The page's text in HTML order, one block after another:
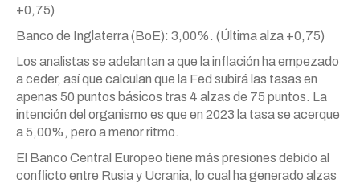
+0,75)
Banco de Inglaterra (BoE): 3,00%. (Última alza +0,75)
Los analistas se adelantan a que la inflación ha empezado
a ceder, así que calculan que la Fed subirá las tasas en
apenas 50 puntos básicos tras 4 alzas de 75 puntos. La
intención del organismo es que en 2023 la tasa se acerque
a 5,00%, pero a menor ritmo.
El Banco Central Europeo tiene más presiones debido al
conflicto entre Rusia y Ucrania, lo cual ha generado alzas